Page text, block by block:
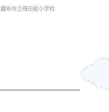
調布市立飛田給小学校